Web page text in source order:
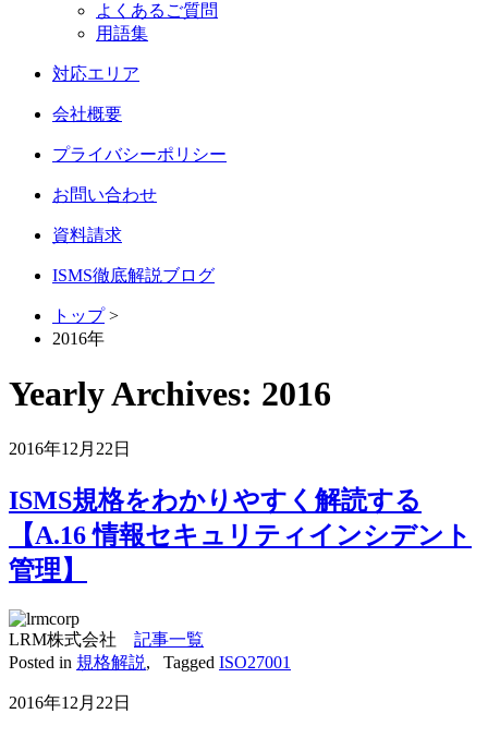
よくあるご質問
用語集
対応エリア
会社概要
プライバシーポリシー
お問い合わせ
資料請求
ISMS徹底解説ブログ
トップ>
2016年
Yearly Archives: 2016
2016年12月22日
ISMS規格をわかりやすく解読する
【A.16 情報セキュリティインシデント
管理】
LRM株式会社 記事一覧
Posted in 規格解説, Tagged ISO27001
2016年12月22日